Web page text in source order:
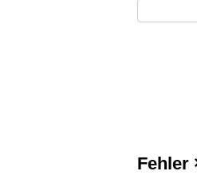
Suche im
Fehler